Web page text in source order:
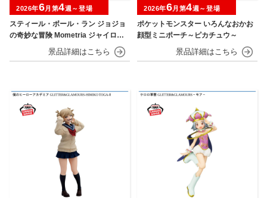
スティール・ボール・ラン ジョジョ
の奇妙な冒険 Mometria ジャイロ・
2026年6月第4週～登場
ポケットモンスター いろんなおかお
顔型ミニポーチ～ピカチュウ～
2026年6月第4週～登場